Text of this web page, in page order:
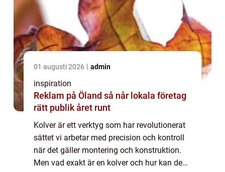
01 augusti 2026 admin
inspiration
Reklam på Öland så når lokala företag
rätt publik året runt
Kolver är ett verktyg som har revolutionerat
sättet vi arbetar med precision och kontroll
när det gäller montering och konstruktion.
Men vad exakt är en kolver och hur kan den